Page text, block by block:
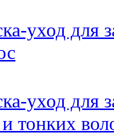
уход для
уход для
тонких